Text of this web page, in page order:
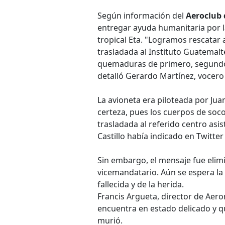
Según información del Aeroclub
entregar ayuda humanitaria por
tropical Eta. "Logramos rescatar
trasladada al Instituto
quemaduras de primero,
detalló Gerardo Martínez,
La avioneta era piloteada por
certeza, pues los cuerpos de
trasladada al referido centro
Castillo había indicado en
Sin embargo, el mensaje fue
vicemandatario. Aún se espera
fallecida y de la herida.
Francis Argueta, director de
encuentra en estado delicado y
murió.